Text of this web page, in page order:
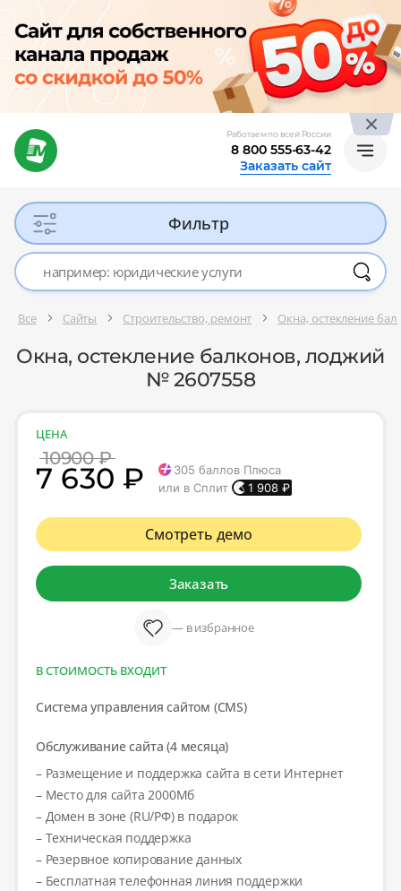
Работаем по всей России
8 800 555-63-42
Заказать сайт
Фильтр
Все Сайты Строительство, ремонт Окна, остекление
Окна, остекление балконов, лоджий
№ 2607558
ЦЕНА
10900 ₽
7 630 ₽ 305 баллов Плюса
или в Сплит
1 908 ₽
Смотреть демо
Заказать
— в избранное
В СТОИМОСТЬ ВХОДИТ
Система управления сайтом (CMS)
Обслуживание сайта (4 месяца)
– Размещение и поддержка сайта в сети Интернет
– Место для сайта 2000Мб
– Домен в зоне (RU/РФ) в подарок
– Техническая поддержка
– Резервное копирование данных
– Бесплатная телефонная линия поддержки